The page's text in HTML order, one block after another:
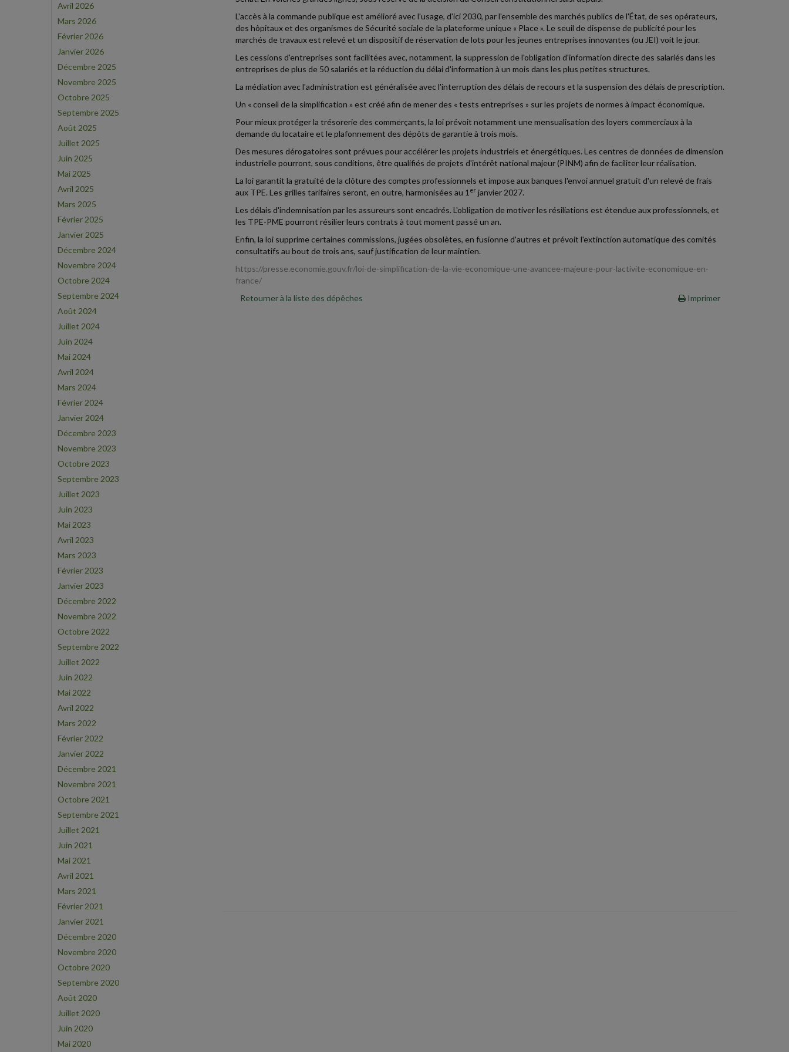
Avril 2026
Mars 2026
Février 2026
Janvier 2026
Décembre 2025
Novembre 2025
Octobre 2025
Septembre 2025
Août 2025
Juillet 2025
Juin 2025
Mai 2025
Avril 2025
Mars 2025
Février 2025
Janvier 2025
Décembre 2024
Novembre 2024
Octobre 2024
Septembre 2024
Août 2024
Juillet 2024
Juin 2024
Mai 2024
Avril 2024
Mars 2024
Février 2024
Janvier 2024
Décembre 2023
Novembre 2023
Octobre 2023
Septembre 2023
Juillet 2023
Juin 2023
Mai 2023
Avril 2023
Mars 2023
Février 2023
Janvier 2023
Décembre 2022
Novembre 2022
Octobre 2022
Septembre 2022
Juillet 2022
Juin 2022
Mai 2022
Avril 2022
Mars 2022
Février 2022
Janvier 2022
Décembre 2021
Novembre 2021
Octobre 2021
Septembre 2021
Juillet 2021
Juin 2021
Mai 2021
Avril 2021
Mars 2021
Février 2021
Janvier 2021
Décembre 2020
Novembre 2020
Octobre 2020
Septembre 2020
Août 2020
Juillet 2020
Juin 2020
Mai 2020
L'accès à la commande publique est amélioré avec l'usage, d'ici 2030, par l'ensemble des marchés publics de l'État, de ses opérateurs,
des hôpitaux et des organismes de Sécurité sociale de la plateforme unique « Place ». Le seuil de dispense de publicité pour les
marchés de travaux est relevé et un dispositif de réservation de lots pour les jeunes entreprises innovantes (ou JEI) voit le jour.
Les cessions d'entreprises sont facilitées avec, notamment, la suppression de l'obligation d'information directe des salariés dans les
entreprises de plus de 50 salariés et la réduction du délai d'information à un mois dans les plus petites structures.
La médiation avec l'administration est généralisée avec l'interruption des délais de recours et la suspension des délais de prescription.
Un « conseil de la simplification » est créé afin de mener des « tests entreprises » sur les projets de normes à impact économique.
Pour mieux protéger la trésorerie des commerçants, la loi prévoit notamment une mensualisation des loyers commerciaux à la
demande du locataire et le plafonnement des dépôts de garantie à trois mois.
Des mesures dérogatoires sont prévues pour accélérer les projets industriels et énergétiques. Les centres de données de dimension
industrielle pourront, sous conditions, être qualifiés de projets d'intérêt national majeur (PINM) afin de faciliter leur réalisation.
La loi garantit la gratuité de la clôture des comptes professionnels et impose aux banques l'envoi annuel gratuit d'un relevé de frais
aux TPE. Les grilles tarifaires seront, en outre, harmonisées au 1 er janvier 2027.
Les délais d'indemnisation par les assureurs sont encadrés. L'obligation de motiver les résiliations est étendue aux professionnels, et
les TPE-PME pourront résilier leurs contrats à tout moment passé un an.
Enfin, la loi supprime certaines commissions, jugées obsolètes, en fusionne d'autres et prévoit l'extinction automatique des comités
consultatifs au bout de trois ans, sauf justification de leur maintien.
https://presse.economie.gouv.fr/loi-de-simplification-de-la-vie-economique-une-avancee-majeure-pour-lactivite-economique-en-
france/
Retourner à la liste des dépêches
Imprimer